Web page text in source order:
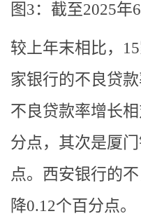
图3：截至2025
较上年末相比，
家银行的不良贷
不良贷款率增长
分点，其次是厦
点。西安银行的
降0.12个百分点。